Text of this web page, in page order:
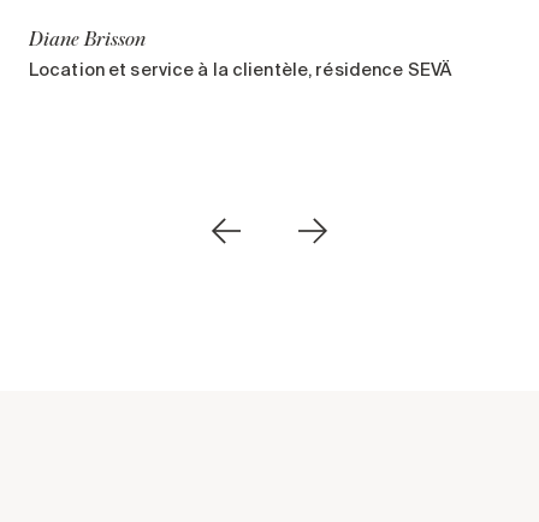
Diane Brisson
Location et service à la clientèle, résidence SEVÄ